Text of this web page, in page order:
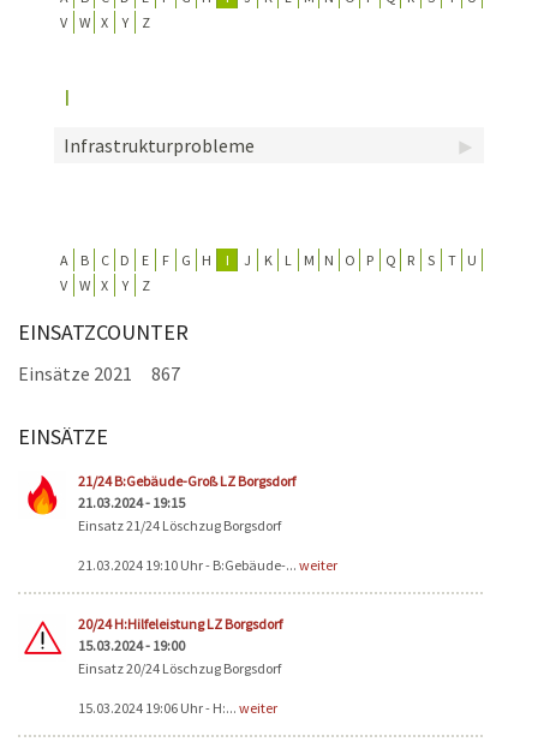
V
W X Y Z
I
Infrastrukturprobleme
A B C D E F G H I J K L M N O P Q R S T
U
V
W X Y Z
EINSATZCOUNTER
Einsätze 2021 867
EINSÄTZE
21/24 B:Gebäude-Groß LZ Borgsdorf
21.03.2024 - 19:15
Einsatz 21/24 Löschzug Borgsdorf
21.03.2024 19:10 Uhr - B:Gebäude-... weiter
20/24 H:Hilfeleistung LZ Borgsdorf
15.03.2024 - 19:00
Einsatz 20/24 Löschzug Borgsdorf
15.03.2024 19:06 Uhr - H:... weiter
Seiten